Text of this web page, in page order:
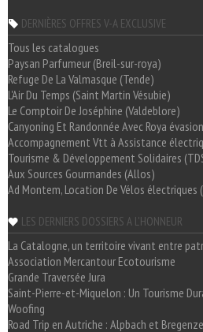
DERNIÈRES OFFRES V-A EXCLUSIVE
Tous les catalogues
Paysan Parfumeur (Breil-sur-roya)
Refuge De La Valmasque (Tende)
L'Air Du Temps (Saint Martin Vésubie)
Le Comptoir De Joséphine (Valdeblore)
Canyoning Et Randonnée Avec Roya
Accompagnement Vtt à Assistance
Tourisme & Développement Solidaires
Aux Sources Gourmandes (Allos)
Ad Montem, Location De Vélos électriques
LES DERNIERS DOSSIERS A L'HONNEUR
La Catalogne, un territoire vivant entre
Association Mercantour Ecotourisme
Grande Traversée Jura
Saint-Pierre-et-Miquelon : Un Tourisme
Woofing
Road Trip en Autriche : Alpbach et